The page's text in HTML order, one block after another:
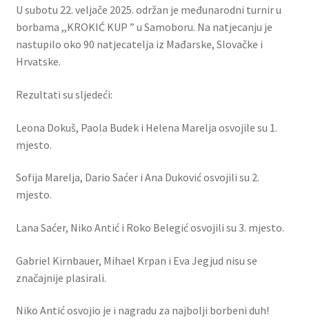
U subotu 22. veljače 2025. održan je međunarodni turnir u
borbama ,,KROKIĆ KUP ” u Samoboru. Na natjecanju je
nastupilo oko 90 natjecatelja iz Mađarske, Slovačke i
Hrvatske.
Rezultati su sljedeći:
Leona Dokuš, Paola Budek i Helena Marelja osvojile su 1.
mjesto.
Sofija Marelja, Dario Saćer i Ana Duković osvojili su 2.
mjesto.
Lana Saćer, Niko Antić i Roko Belegić osvojili su 3. mjesto.
Gabriel Kirnbauer, Mihael Krpan i Eva Jegjud nisu se
značajnije plasirali.
Niko Antić osvojio je i nagradu za najbolji borbeni duh!